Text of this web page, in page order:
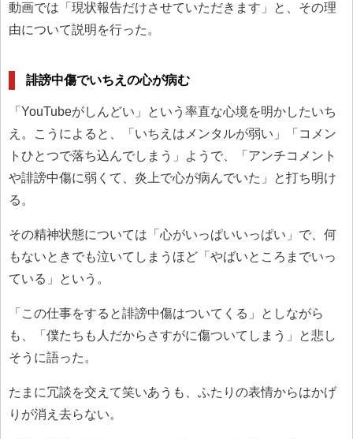
動画では「現状報告だけさせていただきます」と、その理
由について説明を行った。
誹謗中傷でいちえの心が病む
「YouTubeがしんどい」という率直な心境を明かしたいち
え。こうによると、「いちえはメンタルが弱い」「コメン
トひとつで落ち込んでしまう」ようで、「アンチコメント
や誹謗中傷に弱くて、炎上で心が病んでいた」と打ち明け
る。
その精神状態については「心がいっぱいいっぱい」で、何
もないときでも泣いてしまうほど「やばいところまでいっ
ている」という。
「この仕事をすると誹謗中傷はついてくる」としながら
も、「僕たちも人だからさすがに傷ついてしまう」と悲し
そうに語った。
たまに冗談を交えて笑いあうも、ふたりの表情からはかげ
りが消え去らない。